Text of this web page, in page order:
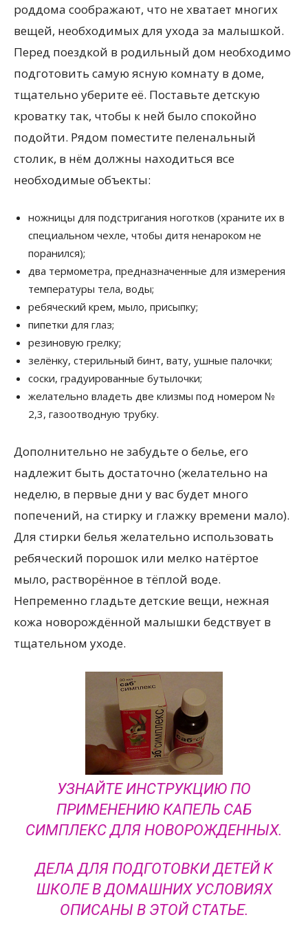
роддома соображают, что не хватает многих
вещей, необходимых для ухода за малышкой.
Перед поездкой в родильный дом необходимо
подготовить самую ясную комнату в доме,
тщательно уберите её. Поставьте детскую
кроватку так, чтобы к ней было спокойно
подойти. Рядом поместите пеленальный
столик, в нём должны находиться все
необходимые объекты:
ножницы для подстригания ноготков (храните их в
специальном чехле, чтобы дитя ненароком не
поранился);
два термометра, предназначенные для измерения
температуры тела, воды;
ребяческий крем, мыло, присыпку;
пипетки для глаз;
резиновую грелку;
зелёнку, стерильный бинт, вату, ушные палочки;
соски, градуированные бутылочки;
желательно владеть две клизмы под номером №
2,3, газоотводную трубку.
Дополнительно не забудьте о белье, его
надлежит быть достаточно (желательно на
неделю, в первые дни у вас будет много
попечений, на стирку и глажку времени мало).
Для стирки белья желательно использовать
ребяческий порошок или мелко натёртое
мыло, растворённое в тёплой воде.
Непременно гладьте детские вещи, нежная
кожа новорождённой малышки бедствует в
тщательном уходе.
УЗНАЙТЕ ИНСТРУКЦИЮ ПО
ПРИМЕНЕНИЮ КАПЕЛЬ САБ
СИМПЛЕКС ДЛЯ НОВОРОЖДЕННЫХ.
ДЕЛА ДЛЯ ПОДГОТОВКИ ДЕТЕЙ К
ШКОЛЕ В ДОМАШНИХ УСЛОВИЯХ
ОПИСАНЫ В ЭТОЙ СТАТЬЕ.